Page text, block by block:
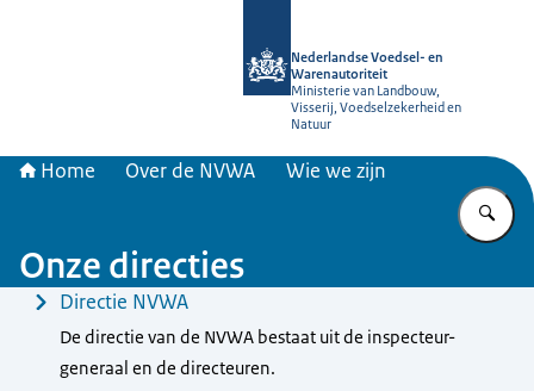
Nederlandse Voedsel- en
Warenautoriteit
Ministerie van Landbouw,
Visserij, Voedselzekerheid en
Natuur
Home Over de NVWA Wie we zijn
Onze directies
MenuDirectie NVWA
De directie van de NVWA bestaat uit de inspecteur-
generaal en de directeuren.